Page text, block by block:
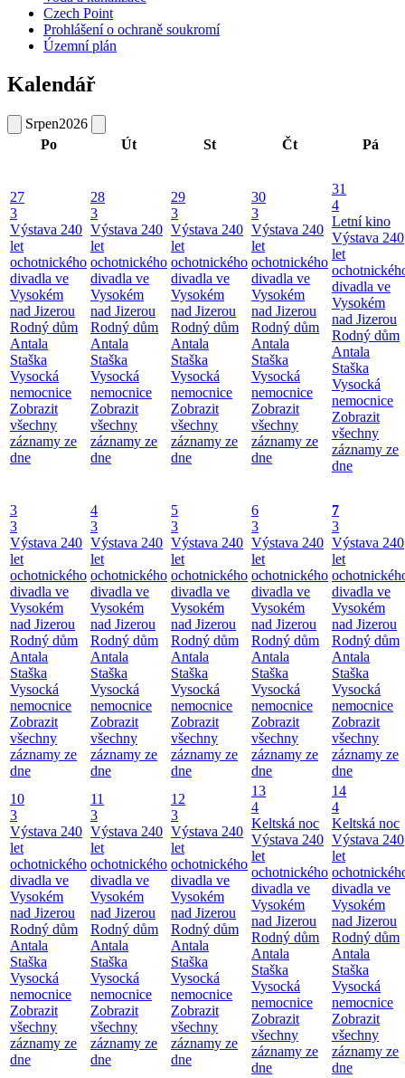
Czech Point
Prohlášení o ochraně soukromí
Územní plán
Kalendář
Srpen2026
Po
Út St Čt Pá
27
3
Výstava 240
let
ochotnického
divadla ve
Vysokém
nad Jizerou
Rodný dům
Antala
Staška
Vysocká
nemocnice
Zobrazit
všechny
záznamy ze
dne
28
3
Výstava 240
let
ochotnického
divadla ve
Vysokém
nad Jizerou
Rodný dům
Antala
Staška
Vysocká
nemocnice
Zobrazit
všechny
záznamy ze
dne
29
3
Výstava 240
let
ochotnického
divadla ve
Vysokém
nad Jizerou
Rodný dům
Antala
Staška
Vysocká
nemocnice
Zobrazit
všechny
záznamy ze
dne
30
3
Výstava 240
let
ochotnického
divadla ve
Vysokém
nad Jizerou
Rodný dům
Antala
Staška
Vysocká
nemocnice
Zobrazit
všechny
záznamy ze
dne
31
4
Letní kino
Výstava 240
let
divadla ve
Vysokém
nad Jizerou
Rodný dům
Antala
Staška
Vysocká
nemocnice
Zobrazit
všechny
záznamy ze
dne
3
3
Výstava 240
let
ochotnického
divadla ve
Vysokém
nad Jizerou
Rodný dům
Antala
Staška
Vysocká
nemocnice
Zobrazit
všechny
záznamy ze
dne
4
3
Výstava 240
let
ochotnického
divadla ve
Vysokém
nad Jizerou
Rodný dům
Antala
Staška
Vysocká
nemocnice
Zobrazit
všechny
záznamy ze
dne
5
3
Výstava 240
let
ochotnického
divadla ve
Vysokém
nad Jizerou
Rodný dům
Antala
Staška
Vysocká
nemocnice
Zobrazit
všechny
záznamy ze
dne
6
3
Výstava 240
let
ochotnického
divadla ve
Vysokém
nad Jizerou
Rodný dům
Antala
Staška
Vysocká
nemocnice
Zobrazit
všechny
záznamy ze
dne
7
3
Výstava 240
let
divadla ve
Vysokém
nad Jizerou
Rodný dům
Antala
Staška
Vysocká
nemocnice
Zobrazit
všechny
záznamy ze
dne
10
3
Výstava 240
let
ochotnického
divadla ve
Vysokém
nad Jizerou
Rodný dům
Antala
Staška
Vysocká
nemocnice
Zobrazit
všechny
záznamy ze
dne
11
3
Výstava 240
let
ochotnického
divadla ve
Vysokém
nad Jizerou
Rodný dům
Antala
Staška
Vysocká
nemocnice
Zobrazit
všechny
záznamy ze
dne
12
3
Výstava 240
let
ochotnického
divadla ve
Vysokém
nad Jizerou
Rodný dům
Antala
Staška
Vysocká
nemocnice
Zobrazit
všechny
záznamy ze
dne
13
4
Keltská noc
Výstava 240
let
ochotnického
divadla ve
Vysokém
nad Jizerou
Rodný dům
Antala
Staška
Vysocká
nemocnice
Zobrazit
všechny
záznamy ze
dne
14
4
Keltská noc
Výstava 240
let
divadla ve
Vysokém
nad Jizerou
Rodný dům
Antala
Staška
Vysocká
nemocnice
Zobrazit
všechny
záznamy ze
dne